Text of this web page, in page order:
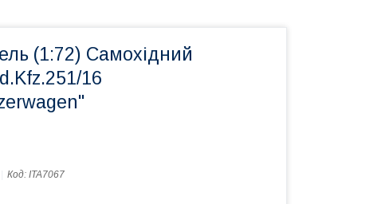
(1:72) Самохідний
16
Код: ITA7067